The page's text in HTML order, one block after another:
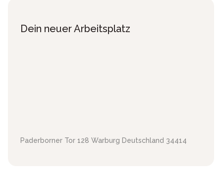
Dein neuer Arbeitsplatz
Paderborner Tor 128 Warburg Deutschland 34414